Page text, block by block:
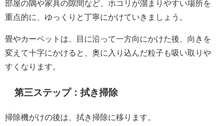
部屋の隅や家具の隙間など、ホコリが溜まりやすい場所を
重点的に、ゆっくりと丁寧にかけていきましょう。
畳やカーペットは、目に沿って一方向にかけた後、向きを
変えて十字にかけると、奥に入り込んだ粒子も吸い取りや
すくなります。
第三ステップ：拭き掃除
掃除機がけの後は、拭き掃除に移ります。